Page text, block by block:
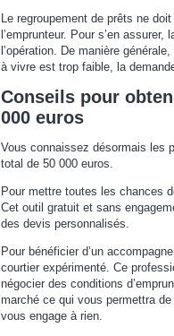
Le regroupement de prêts ne
l’emprunteur. Pour s’en
l’opération. De manière
à vivre est trop faible, la
Conseils pour
000 euros
Vous connaissez désormais les
total de 50 000 euros.
Pour mettre toutes les chances
Cet outil gratuit et sans
des devis personnalisés.
Pour bénéficier d’un
courtier expérimenté. Ce
négocier des conditions
marché ce qui vous permettra
vous engage à rien.